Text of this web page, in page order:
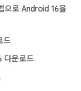
으로 Android 16을
드
다운로드